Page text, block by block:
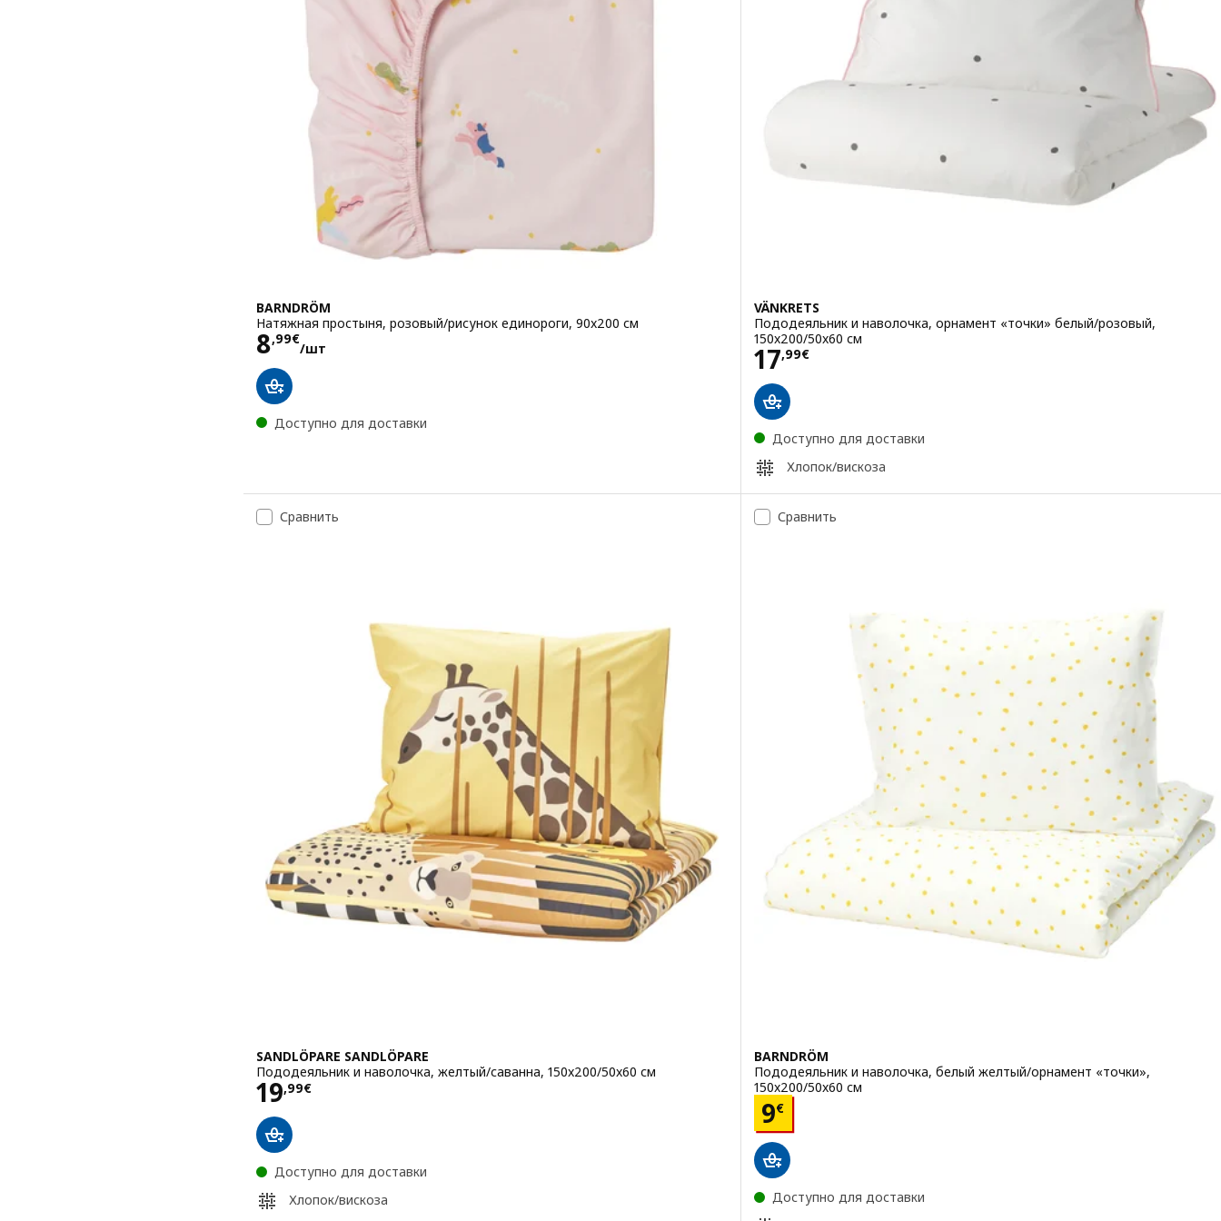
BARNDRÖM
Натяжная простыня, розовый/рисунок единороги, 90x200 см
8,99€
/шт
Цена 8,99€/шт
Доступно для доставки
VÄNKRETS
Пододеяльник и наволочка, орнамент «точки» белый/розовый,
150x200/50x60 см
17,99€
Цена 17,99€
Доступно для доставки
Хлопок/вискоза
Сравнить
SANDLÖPARE SANDLÖPARE
Пододеяльник и наволочка, желтый/саванна, 150x200/50x60 см
19,99€
Цена 19,99€
Доступно для доставки
Хлопок/вискоза
Сравнить
BARNDRÖM
Пододеяльник и наволочка, белый желтый/орнамент «точки»,
150x200/50x60 см
9€
Цена 9€
Доступно для доставки